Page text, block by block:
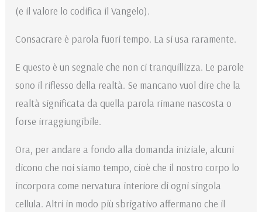
(e il valore lo codifica il Vangelo).
Consacrare è parola fuori tempo. La si usa raramente.
E questo è un segnale che non ci tranquillizza. Le parole
sono il riflesso della realtà. Se mancano vuol dire che la
realtà significata da quella parola rimane nascosta o
forse irraggiungibile.
Ora, per andare a fondo alla domanda iniziale, alcuni
dicono che noi siamo tempo, cioè che il nostro corpo lo
incorpora come nervatura interiore di ogni singola
cellula. Altri in modo più sbrigativo affermano che il